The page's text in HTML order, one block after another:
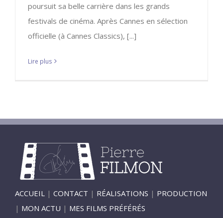
poursuit sa belle carrière dans les grands
festivals de cinéma. Après Cannes en sélection
officielle (à Cannes Classics), [...]
Lire plus
ACCUEIL | CONTACT | RÉALISATIONS | PRODUCTION
| MON ACTU | MES FILMS PRÉFÉRÉS